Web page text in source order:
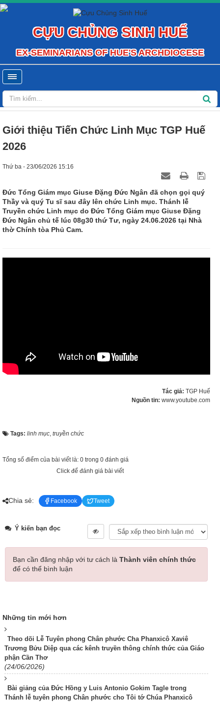
CỰU CHỦNG SINH HUẾ
EX-SEMINARIANS OF HUE'S ARCHDIOCESE
Giới thiệu Tiến Chức Linh Mục TGP Huế
2026
Thứ ba - 23/06/2026 15:16
Đức Tổng Giám mục Giuse Đặng Đức Ngân đã chọn gọi quý
Thầy và quý Tu sĩ sau đây lên chức Linh mục. Thánh lễ
Truyền chức Linh mục do Đức Tổng Giám mục Giuse Đặng
Đức Ngân chủ tế lúc 08g30 thứ Tư, ngày 24.06.2026 tại Nhà
thờ Chính tòa Phủ Cam.
Tác giả: TGP Huế
Nguồn tin: www.youtube.com
Tags: linh mục truyền chức
Tổng số điểm của bài viết là: 0 trong 0 đánh giá
Click để đánh giá bài viết
Chia sẻ: Facebook Tweet
Ý kiến bạn đọc
Bạn cần đăng nhập với tư cách là Thành viên chính thức
để có thể bình luận
Những tin mới hơn
Theo dõi Lễ Tuyên phong Chân phước Cha Phanxicô Xaviê
Trương Bửu Diệp qua các kênh truyền thông chính thức của Giáo
phận Cần Thơ
(24/06/2026)
Bài giảng của Đức Hồng y Luis Antonio Gokim Tagle trong
Thánh lễ tuyên phong Chân phước cho Tôi tớ Chúa Phanxicô